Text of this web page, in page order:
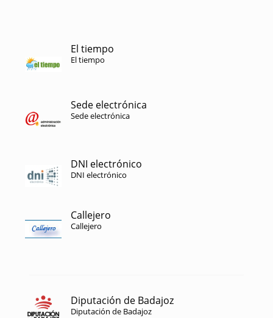
El tiempo
El tiempo
Sede electrónica
Sede electrónica
DNI electrónico
DNI electrónico
Callejero
Callejero
Diputación de Badajoz
Diputación de Badajoz